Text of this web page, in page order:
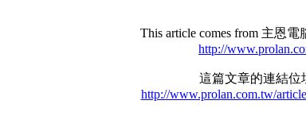
This article comes from 主恩
http://
這篇文章的連結位
http://www.prolan.com.tw/